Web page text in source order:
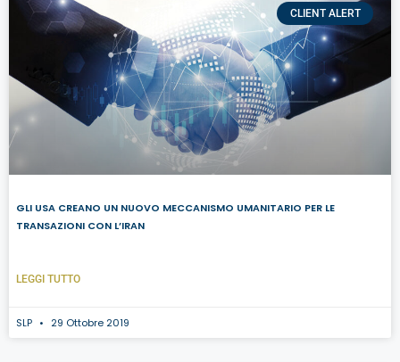
CLIENT ALERT
GLI USA CREANO UN NUOVO MECCANISMO UMANITARIO PER LE
TRANSAZIONI CON L’IRAN
LEGGI TUTTO
SLP 29 Ottobre 2019